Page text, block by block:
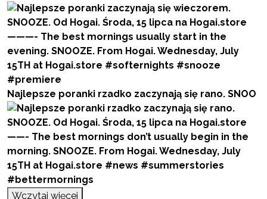
Najlepsze poranki rzadko zaczynają się rano. SNOO
Wczytaj więcej